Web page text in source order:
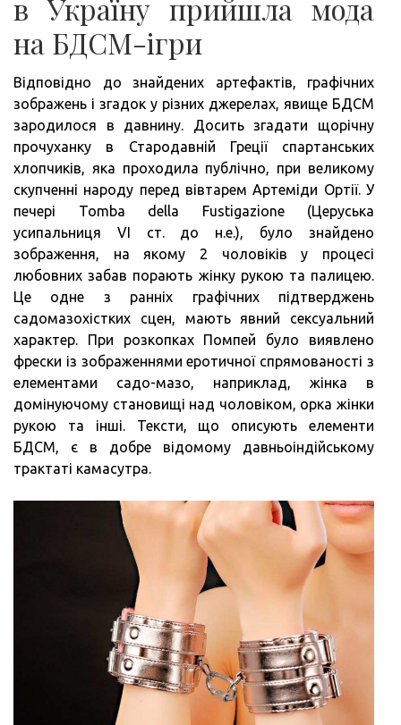
в Україну прийшла мода
на БДСМ-ігри
Відповідно до знайдених артефактів, графічних
зображень і згадок у різних джерелах, явище БДСМ
зародилося в давнину. Досить згадати щорічну
прочуханку в Стародавній Греції спартанських
хлопчиків, яка проходила публічно, при великому
скупченні народу перед вівтарем Артеміди Ортії. У
печері Tomba della Fustigazione (Церуська
усипальниця VI ст. до н.е.), було знайдено
зображення, на якому 2 чоловіків у процесі
любовних забав порають жінку рукою та палицею.
Це одне з ранніх графічних підтверджень
садомазохістких сцен, мають явний сексуальний
характер. При розкопках Помпей було виявлено
фрески із зображеннями еротичної спрямованості з
елементами садо-мазо, наприклад, жінка в
домінуючому становищі над чоловіком, орка жінки
рукою та інші. Тексти, що описують елементи
БДСМ, є в добре відомому давньоіндійському
трактаті камасутра.